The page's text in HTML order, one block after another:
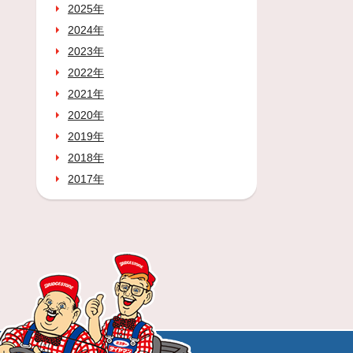
2025年
2024年
2023年
2022年
2021年
2020年
2019年
2018年
2017年